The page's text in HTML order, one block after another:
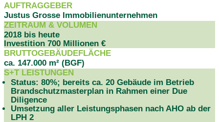
AUFTRAGGEBER
Justus Grosse Immobilienunternehmen
ZEITRAUM & VOLUMEN
2018 bis heute
Investition 700 Millionen €
BRUTTOGEBÄUDEFLÄCHE
ca. 147.000 m² (BGF)
S+T LEISTUNGEN
Status: 80%; bereits ca. 20 Gebäude im Betrieb
Brandschutzmasterplan in Rahmen einer Due
Diligence
Umsetzung aller Leistungsphasen nach AHO ab der
LPH 2